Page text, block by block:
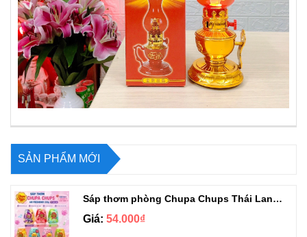
SẢN PHẨM MỚI
Sáp thơm phòng Chupa Chups Thái Lan 230g
Giá: 54.000₫